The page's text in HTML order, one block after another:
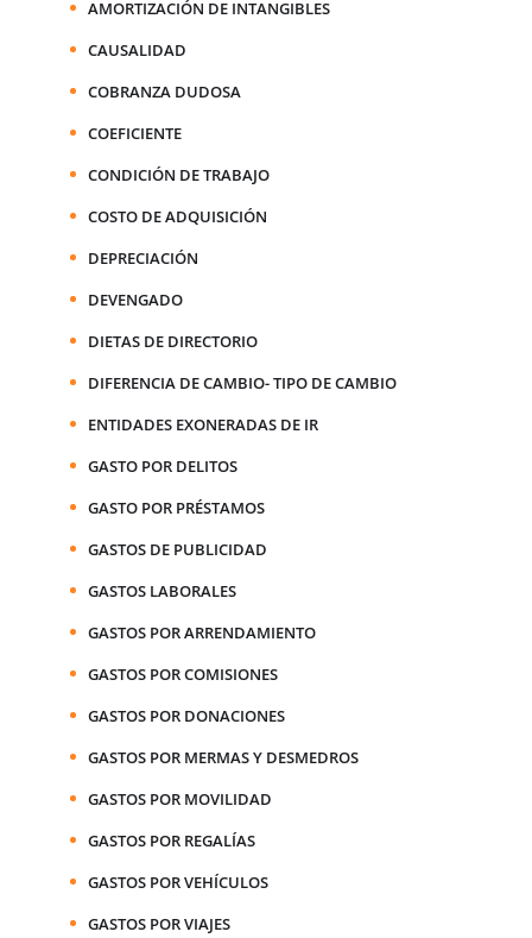
AMORTIZACIÓN DE INTANGIBLES
CAUSALIDAD
COBRANZA DUDOSA
COEFICIENTE
CONDICIÓN DE TRABAJO
COSTO DE ADQUISICIÓN
DEPRECIACIÓN
DEVENGADO
DIETAS DE DIRECTORIO
DIFERENCIA DE CAMBIO- TIPO DE CAMBIO
ENTIDADES EXONERADAS DE IR
GASTO POR DELITOS
GASTO POR PRÉSTAMOS
GASTOS DE PUBLICIDAD
GASTOS LABORALES
GASTOS POR ARRENDAMIENTO
GASTOS POR COMISIONES
GASTOS POR DONACIONES
GASTOS POR MERMAS Y DESMEDROS
GASTOS POR MOVILIDAD
GASTOS POR REGALÍAS
GASTOS POR VEHÍCULOS
GASTOS POR VIAJES